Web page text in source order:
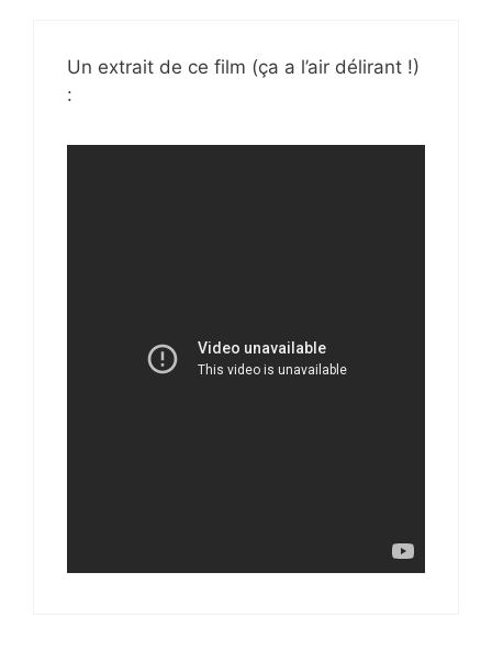
Un extrait de ce film (ça a l’air délirant !)
: